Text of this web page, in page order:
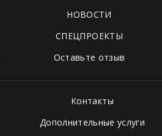
НОВОСТИ
СПЕЦПРОЕКТЫ
Оставьте отзыв
Контакты
Дополнительные услуги